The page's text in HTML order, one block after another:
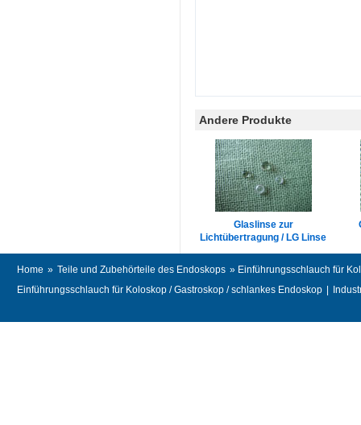
Andere Produkte
Glaslinse zur
Lichtübertragung / LG Linse
Home » Teile und Zubehörteile des Endoskops » Einführungsschlauch für
Einführungsschlauch für Koloskop / Gastroskop / schlankes Endoskop